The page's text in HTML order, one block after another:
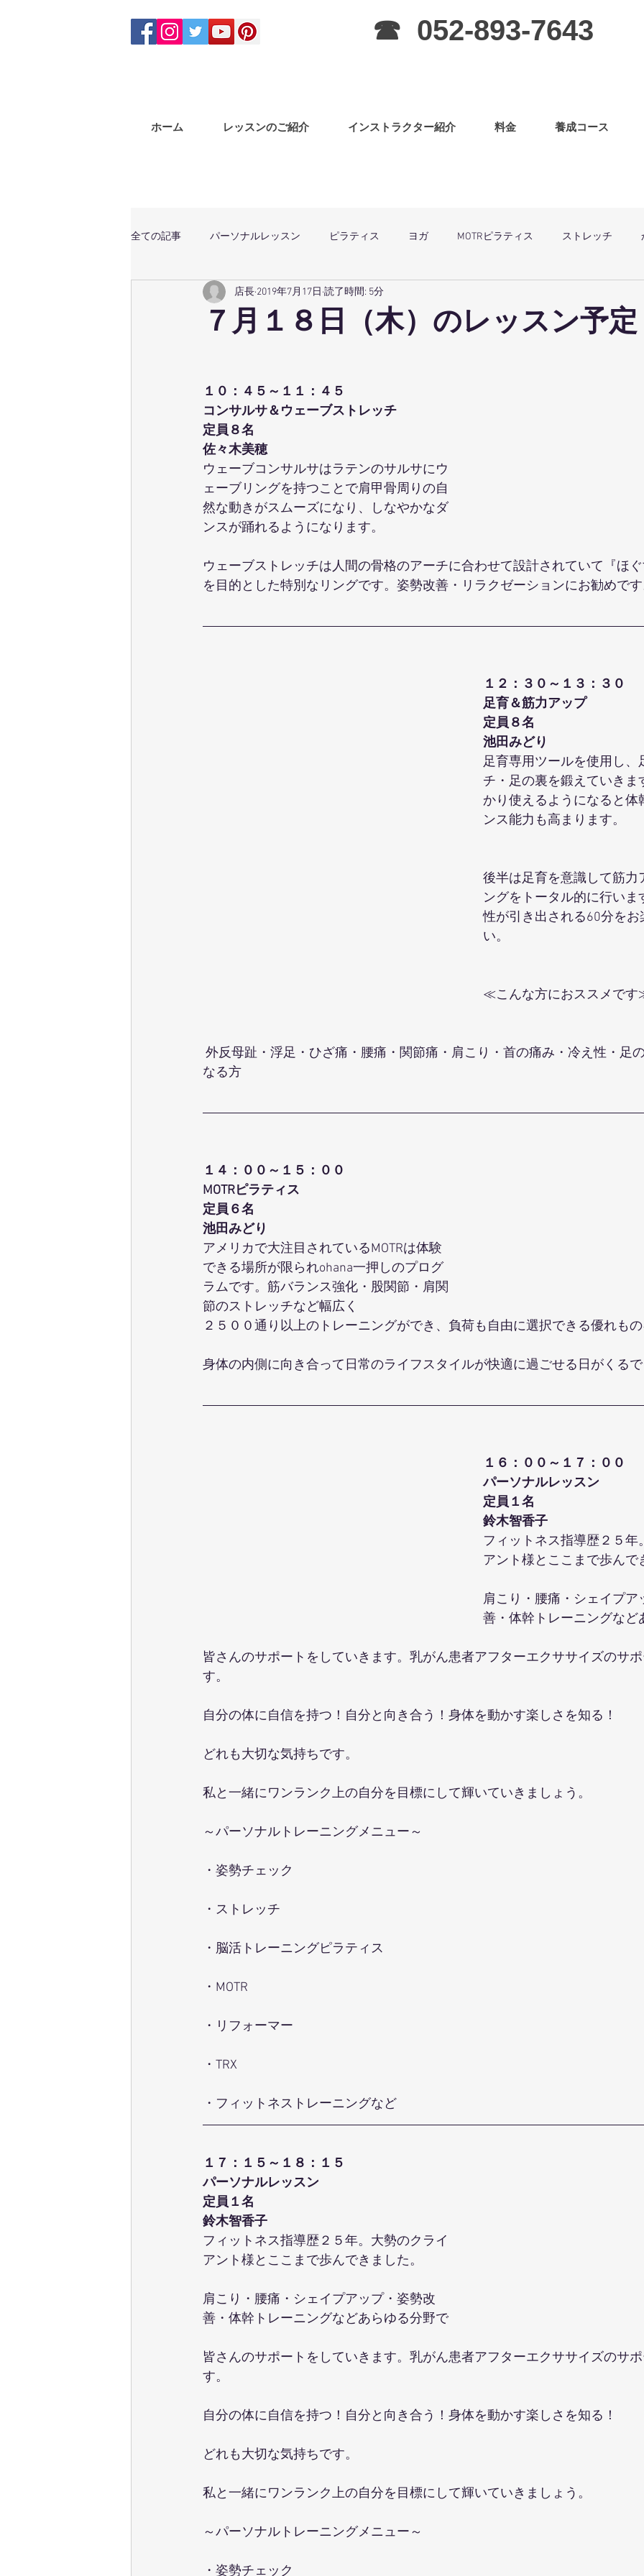
☎ 052-893-7643
ホーム レッスンのご紹介 インストラクター紹介 料金 養成コース
全ての記事 パーソナルレッスン ピラティス ヨガ MOTRピラティス ストレッチ
体幹トレーニング マサラバングラ ピラティス（子連OK）
テクニカル養成コース パーソナルストレッチ
ポールウォーキング ピラティス養成コース 講演会
７月１８日（木）のレッスン予定
店長 2019年7月17日 読了時間: 5分
１０：４５～１１：４５
コンサルサ＆ウェーブストレッチ
定員８名
佐々木美穂
ウェーブコンサルサはラテンのサルサにウ
ェーブリングを持つことで肩甲骨周りの自
然な動きがスムーズになり、しなやかなダ
ンスが踊れるようになります。
ウェーブストレッチは人間の骨格のアーチに合わせて設計されていて『ほ
を目的とした特別なリングです。姿勢改善・リラクゼーションにお勧めで
１２：３０～１３：３０
足育＆筋力アップ
定員８名
池田みどり
足育専用ツールを使用し、
チ・足の裏を鍛えていきま
かり使えるようになると体
ンス能力も高まります。
後半は足育を意識して筋力
ングをトータル的に行いま
性が引き出される60分をお
い。
≪こんな方におススメで
なる方
１４：００～１５：００
MOTRピラティス
定員６名
池田みどり
アメリカで大注目されているMOTRは体験
できる場所が限られohana一押しのプログ
ラムです。筋バランス強化・股関節・肩関
節のストレッチなど幅広く
２５００通り以上のトレーニングができ、負荷も自由に選択できる優れも
身体の内側に向き合って日常のライフスタイルが快適に過ごせる日がくる
１６：００～１７：００
パーソナルレッスン
定員１名
鈴木智香子
フィットネス指導歴２５年
アント様とここまで歩んで
肩こり・腰痛・シェイプア
善・体幹トレーニングなど
皆さんのサポートをしていきます。乳がん患者アフターエクササイズのサ
す。
自分の体に自信を持つ！自分と向き合う！身体を動かす楽しさを知る！
どれも大切な気持ちです。
私と一緒にワンランク上の自分を目標にして輝いていきましょう。
～パーソナルトレーニングメニュー～
・姿勢チェック
・ストレッチ
・脳活トレーニングピラティス
・MOTR
・リフォーマー
・TRX
・フィットネストレーニングなど
１７：１５～１８：１５
パーソナルレッスン
定員１名
鈴木智香子
フィットネス指導歴２５年。大勢のクライ
アント様とここまで歩んできました。
肩こり・腰痛・シェイプアップ・姿勢改
善・体幹トレーニングなどあらゆる分野で
皆さんのサポートをしていきます。乳がん患者アフターエクササイズのサ
す。
自分の体に自信を持つ！自分と向き合う！身体を動かす楽しさを知る！
どれも大切な気持ちです。
私と一緒にワンランク上の自分を目標にして輝いていきましょう。
～パーソナルトレーニングメニュー～
・姿勢チェック